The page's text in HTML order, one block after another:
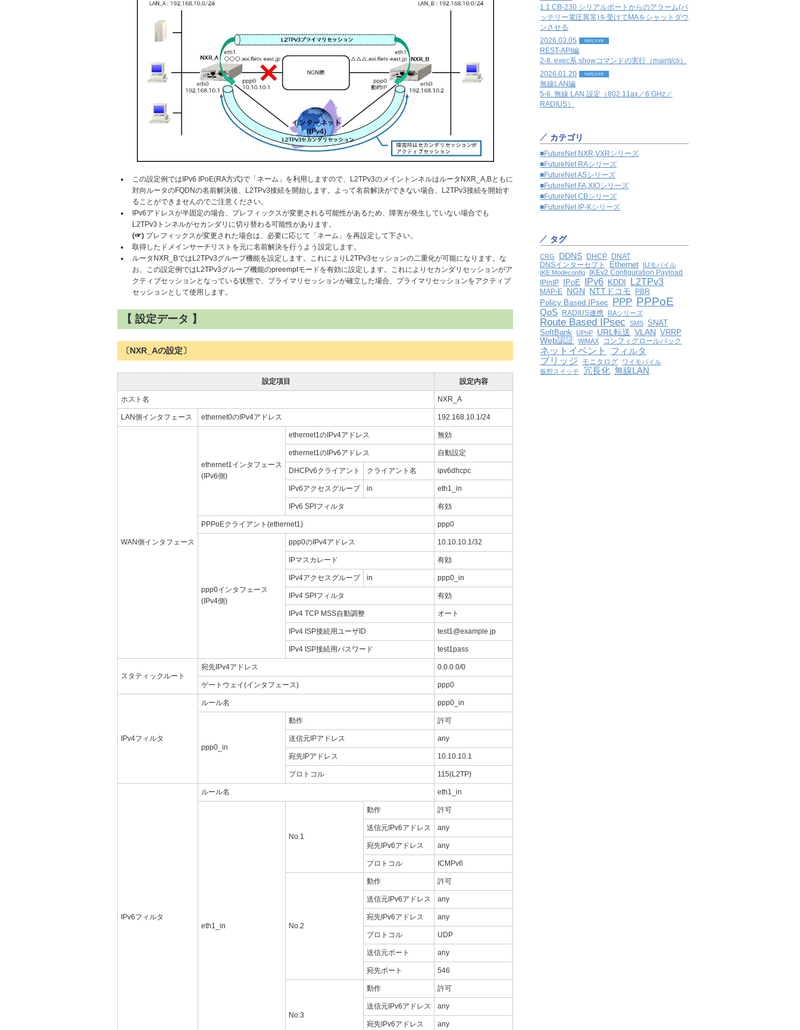
この設定例ではIPv6 IPoE(RA方式)で「ネーム」を利用しますので、L2TPv3のメイントンネルはルータNXR_A,Bともに
対向ルータのFQDNの名前解決後、L2TPv3接続を開始します。よって名前解決ができない場合、L2TPv3接続を開始す
ることができませんのでご注意ください。
IPv6アドレスが半固定の場合、プレフィックスが変更される可能性があるため、障害が発生していない場合でも
L2TPv3トンネルがセカンダリに切り替わる可能性があります。
(☞) プレフィックスが変更された場合は、必要に応じて「ネーム」を再設定して下さい。
取得したドメインサーチリストを元に名前解決を行うよう設定します。
ルータNXR_BではL2TPv3グループ機能を設定します。これによりL2TPv3セッションの二重化が可能になります。な
お、この設定例ではL2TPv3グループ機能のpreemptモードを有効に設定します。これによりセカンダリセッションがア
クティブセッションとなっている状態で、プライマリセッションが確立した場合、プライマリセッションをアクティブ
セッションとして使用します。
【 設定データ 】
〔NXR_Aの設定〕
設定項目 設定内容
ホスト名 NXR_A
LAN側インタフェース ethernet0のIPv4アドレス 192.168.10.1/24
WAN側インタフェース
ethernet1インタフェース
(IPv6側)
ethernet1のIPv4アドレス 無効
ethernet1のIPv6アドレス 自動設定
DHCPv6クライアント クライアント名 ipv6dhcpc
IPv6アクセスグループ in eth1_in
IPv6 SPIフィルタ 有効
PPPoEクライアント(ethernet1) ppp0
ppp0インタフェース
(IPv4側)
ppp0のIPv4アドレス 10.10.10.1/32
IPマスカレード 有効
IPv4アクセスグループ in ppp0_in
IPv4 SPIフィルタ 有効
IPv4 TCP MSS自動調整 オート
IPv4 ISP接続用ユーザID test1@example.jp
IPv4 ISP接続用パスワード test1pass
スタティックルート
宛先IPv4アドレス 0.0.0.0/0
ゲートウェイ(インタフェース) ppp0
IPv4フィルタ
ルール名 ppp0_in
ppp0_in
動作 許可
送信元IPアドレス any
宛先IPアドレス 10.10.10.1
プロトコル 115(L2TP)
IPv6フィルタ
ルール名 eth1_in
eth1_in
No.1
動作 許可
送信元IPv6アドレス any
宛先IPv6アドレス any
プロトコル ICMPv6
No.2
動作 許可
送信元IPv6アドレス any
宛先IPv6アドレス any
プロトコル UDP
送信元ポート any
宛先ポート 546
No.3
動作 許可
送信元IPv6アドレス any
宛先IPv6アドレス any
1.1 CB-230 シリアルポートからのアラーム(バ
ッテリー電圧異常)を受けてMAをシャットダウ
ンさせる
2026.03.05
NXR,VXR
REST-API編
2-8. exec系,showコマンドの実行（maint/cli）
2026.01.20
NXR,VXR
無線LAN編
5-6. 無線 LAN 設定（802.11ax／6 GHz／
RADIUS）
カテゴリ
■FutureNet NXR,VXRシリーズ
■FutureNet RAシリーズ
■FutureNet ASシリーズ
■FutureNet FA,XIOシリーズ
■FutureNet CBシリーズ
■FutureNet IP-Kシリーズ
タグ
CRG DDNS DHCP DNAT
DNSインターセプト Ethernet
IIJモバイル
IKE Modeconfig
IKEv2 Configuration Payload
IPinIP
IPoE IPv6 KDDI L2TPv3
MAP-E NGN NTTドコモ PBR
Policy Based IPsec PPP PPPoE
QoS RADIUS連携 RAシリーズ
Route Based IPsec SMS SNAT
SoftBank UPnP URL転送 VLAN VRRP
Web認証
WiMAX コンフィグロールバック
ネットイベント
フィルタ
ブリッジ
モニタログ
ワイモバイル
仮想スイッチ
冗長化 無線LAN